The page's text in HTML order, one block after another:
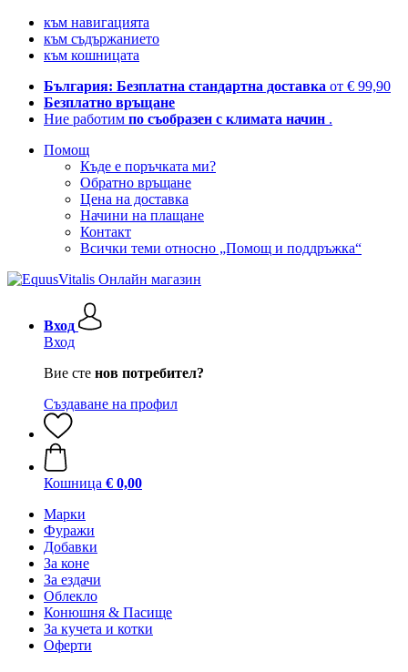
към навигацията
към съдържанието
към кошницата
България: Безплатна стандартна доставка от € 99,90
Безплатно връщане
Ние работим по съобразен с климата начин .
Помощ
Къде е поръчката ми?
Обратно връщане
Цена на доставка
Начини на плащане
Контакт
Всички теми относно „Помощ и поддръжка“
Вход
Вход
Вие сте нов потребител?
Създаване на профил
Кошница € 0,00
Марки
Фуражи
Добавки
За коне
За ездачи
Облекло
Конюшня & Пасище
За кучета и котки
Оферти